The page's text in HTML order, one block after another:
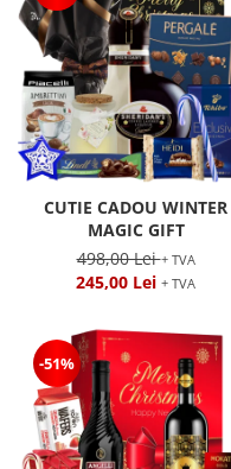
CUTIE CADOU WINTER
MAGIC GIFT
498,00 Lei+ TVA
245,00 Lei + TVA
-51%